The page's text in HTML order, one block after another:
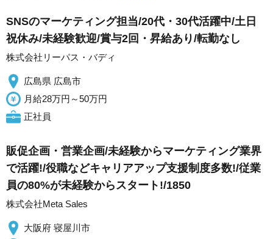
SNSのマーケティング担当/20代・30代活躍中/土日
祝休み/未経験歓迎/賞与2回・昇給あり/転勤なし
株式会社リーパス・バディ
広島県 広島市
月給28万円～50万円
正社員
販促企画・営業企画/未経験からマーケティング業界
で活躍!/役職などキャリアアップ支援制度多数!/従業
員の80%が未経験からスタート!/1850
株式会社Meta Sales
大阪府 寝屋川市